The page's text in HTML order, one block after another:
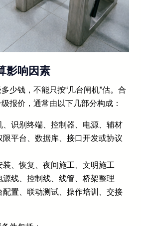
影响因素
少钱，不能只按“几台闸机”估。合
报价，通常由以下几部分构成：
、识别终端、控制器、电源、辅材
限平台、数据库、接口开发或协议
装、恢复、夜间施工、文明施工
源线、控制线、线管、桥架整理
配置、联动测试、操作培训、交接